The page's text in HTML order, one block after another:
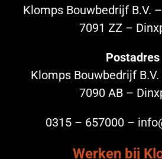
Klomps Bouwbedrijf B.V.
7091 ZZ –
Postadres
Klomps Bouwbedrijf
7090 AB –
0315 – 657000 –
Werken bij